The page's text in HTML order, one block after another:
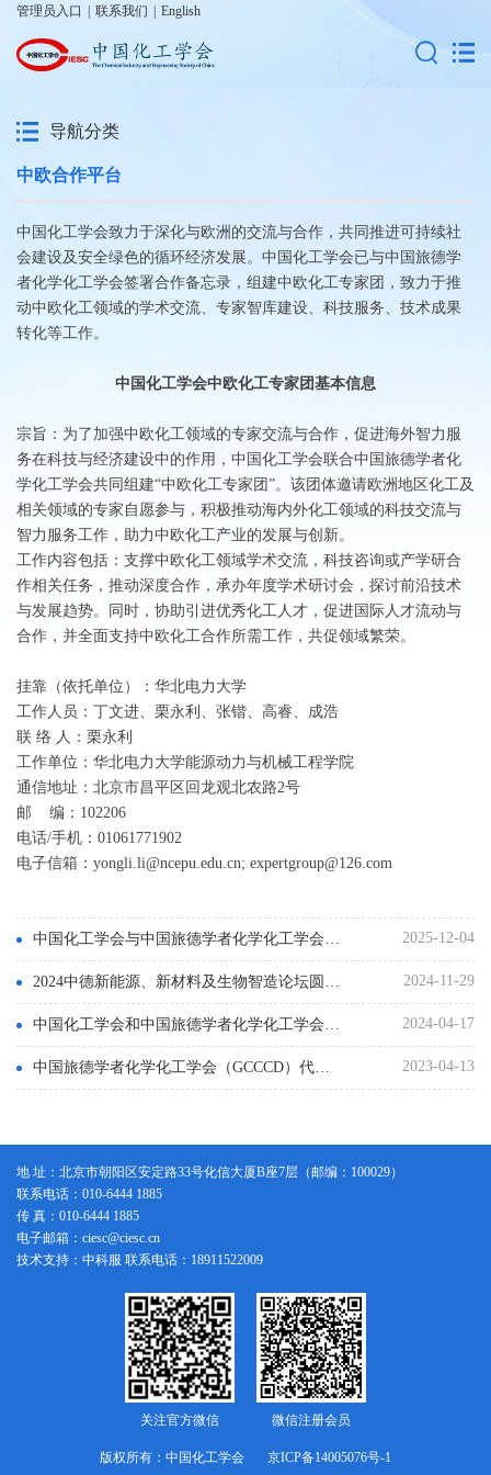
管理员入口 联系我们 English
导航分类
中欧合作平台
中国化工学会致力于深化与欧洲的交流与合作，共同推进可持续社
会建设及安全绿色的循环经济发展。中国化工学会已与中国旅德学
者化学化工学会签署合作备忘录，组建中欧化工专家团，致力于推
动中欧化工领域的学术交流、专家智库建设、科技服务、技术成果
转化等工作。
中国化工学会中欧化工专家团基本信息
宗旨：为了加强中欧化工领域的专家交流与合作，促进海外智力服
务在科技与经济建设中的作用，中国化工学会联合中国旅德学者化
学化工学会共同组建“中欧化工专家团”。该团体邀请欧洲地区化工及
相关领域的专家自愿参与，积极推动海内外化工领域的科技交流与
智力服务工作，助力中欧化工产业的发展与创新。
工作内容包括：支撑中欧化工领域学术交流，科技咨询或产学研合
作相关任务，推动深度合作，承办年度学术研讨会，探讨前沿技术
与发展趋势。同时，协助引进优秀化工人才，促进国际人才流动与
合作，并全面支持中欧化工合作所需工作，共促领域繁荣。
挂靠（依托单位）：华北电力大学
工作人员：丁文进、栗永利、张锴、高睿、成浩
联 络 人：栗永利
工作单位：华北电力大学能源动力与机械工程学院
通信地址：北京市昌平区回龙观北农路2号
邮 编：102206
电话/手机：01061771902
电子信箱：yongli.li@ncepu.edu.cn; expertgroup@126.com
中国化工学会与中国旅德学者化学化工学会举行年度会谈：共促中欧化工能源领域深度合作 2025-12-04
2024中德新能源、新材料及生物智造论坛圆满召开 2024-11-29
中国化工学会和中国旅德学者化学化工学会签署合作谅解备忘录 2024-04-17
中国旅德学者化学化工学会（GCCCD）代表到访中国化工学会 2023-04-13
地 址：北京市朝阳区安定路33号化信大厦B座7层（邮编：100029）
联系电话：010-6444 1885
传 真：010-6444 1885
电子邮箱：ciesc@ciesc.cn
技术支持：中科服 联系电话：18911522009
关注官方微信 微信注册会员
版权所有：中国化工学会 京ICP备14005076号-1